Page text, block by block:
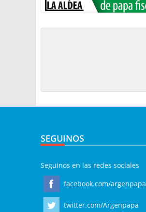
SEGUINOS
Seguinos en las redes sociales
facebook.com/argenpapa
twitter.com/Argenpapa